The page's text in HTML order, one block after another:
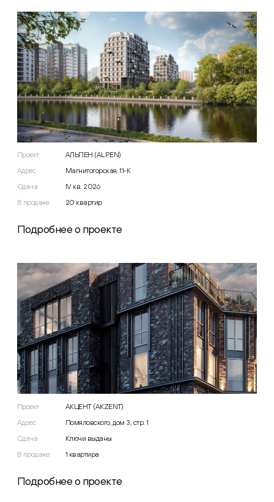
Проект
АЛЬПЕН (ALPEN)
Адрес
Магнитогорская, 11-К
Сдача
IV кв. 2026
В продаже
20 квартир
Подробнее о проекте
Проект
АКЦЕНТ (AKZENT)
Адрес
Помяловского, дом 3, стр. 1
Сдача
Ключи выданы
В продаже
1 квартира
Подробнее о проекте